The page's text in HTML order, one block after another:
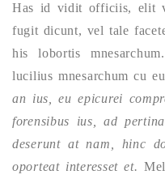
Has id vidit officiis, elit
fugit dicunt, vel tale
his lobortis
lucilius mnesarchum cu
an ius, eu epicurei
forensibus ius, ad
deserunt at nam, hinc
oporteat interesset et.